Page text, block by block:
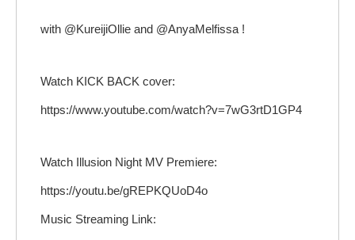
with @KureijiOllie and @AnyaMelfissa !
Watch KICK BACK cover:
https://www.youtube.com/watch?v=7wG3rtD1GP4
Watch Illusion Night MV Premiere:
https://youtu.be/gREPKQUoD4o
Music Streaming Link: